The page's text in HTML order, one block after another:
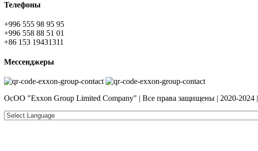
Телефоны
+996 555 98 95 95
+996 558 88 51 01
+86 153 19431311
Мессенджеры
ОсОО "Exxon Group Limited Company" | Все права защищены | 2020-2024 |